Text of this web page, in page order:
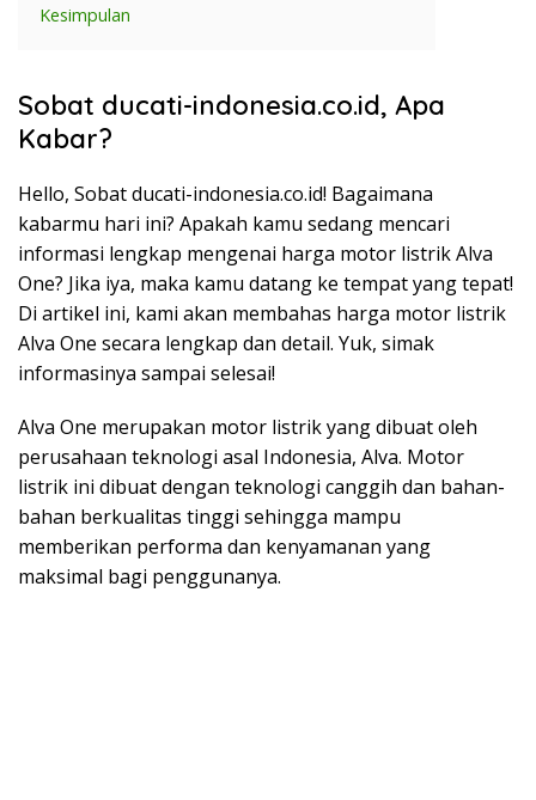
Kesimpulan
Sobat ducati-indonesia.co.id, Apa
Kabar?
Hello, Sobat ducati-indonesia.co.id! Bagaimana
kabarmu hari ini? Apakah kamu sedang mencari
informasi lengkap mengenai harga motor listrik Alva
One? Jika iya, maka kamu datang ke tempat yang tepat!
Di artikel ini, kami akan membahas harga motor listrik
Alva One secara lengkap dan detail. Yuk, simak
informasinya sampai selesai!
Alva One merupakan motor listrik yang dibuat oleh
perusahaan teknologi asal Indonesia, Alva. Motor
listrik ini dibuat dengan teknologi canggih dan bahan-
bahan berkualitas tinggi sehingga mampu
memberikan performa dan kenyamanan yang
maksimal bagi penggunanya.